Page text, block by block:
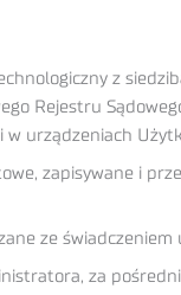
z
Rejestru
w urządzeniach
zapisywane i
ze
za